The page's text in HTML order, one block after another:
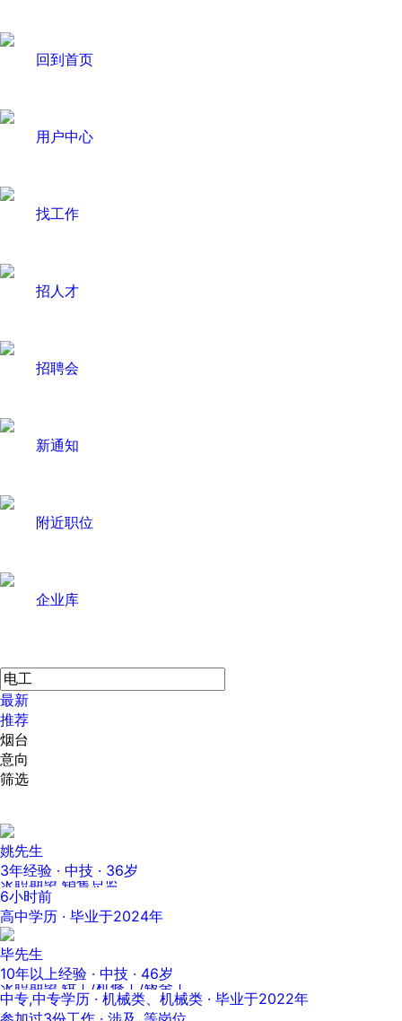
回到首页
用户中心
找工作
招人才
招聘会
新通知
附近职位
企业库
最新
推荐
烟台
意向
筛选
姚先生
3年经验 · 中技 · 36岁
求职期望 销售总监
6小时前
高中学历 · 毕业于2024年
毕先生
10年以上经验 · 中技 · 46岁
求职期望 钳工/机修工/钣金工
中专,中专学历 · 机械类、机械类 · 毕业于2022年